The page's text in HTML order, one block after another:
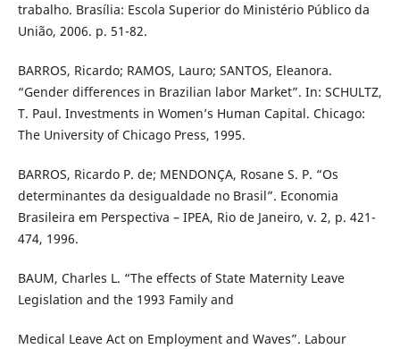
trabalho. Brasília: Escola Superior do Ministério Público da
União, 2006. p. 51-82.
BARROS, Ricardo; RAMOS, Lauro; SANTOS, Eleanora.
“Gender differences in Brazilian labor Market”. In: SCHULTZ,
T. Paul. Investments in Women’s Human Capital. Chicago:
The University of Chicago Press, 1995.
BARROS, Ricardo P. de; MENDONÇA, Rosane S. P. “Os
determinantes da desigualdade no Brasil”. Economia
Brasileira em Perspectiva – IPEA, Rio de Janeiro, v. 2, p. 421-
474, 1996.
BAUM, Charles L. “The effects of State Maternity Leave
Legislation and the 1993 Family and
Medical Leave Act on Employment and Waves”. Labour